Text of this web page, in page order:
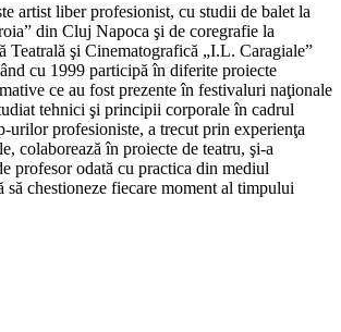
artist liber profesionist, cu studii de balet la
din Cluj Napoca şi de coregrafie la
Teatrală şi Cinematografică „I.L. Caragiale”
cu 1999 participă în diferite proiecte
ce au fost prezente în festivaluri naţionale
tehnici şi principii corporale în cadrul
urilor profesioniste, a trecut prin experienţa
colaborează în proiecte de teatru, şi-a
profesor odată cu practica din mediul
să chestioneze fiecare moment al timpului